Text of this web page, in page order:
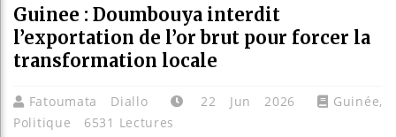
Guinee : Doumbouya interdit
l’exportation de l’or brut pour forcer la
transformation locale
Fatoumata Diallo 22 Jun 2026 Guinée,
Politique
6531 Lectures